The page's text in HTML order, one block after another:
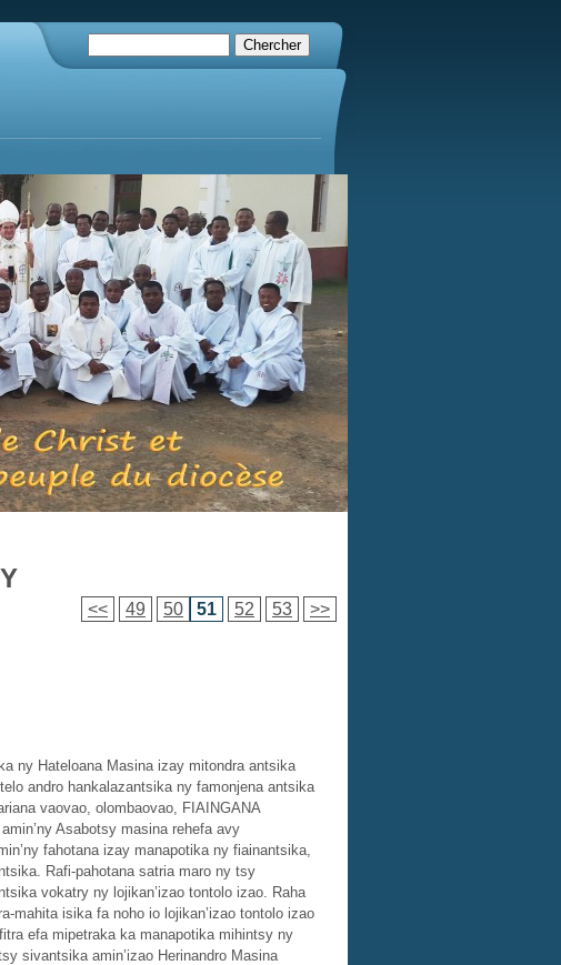
<< 49 50 51 52 53 >>
ny Hateloana Masina izay mitondra antsika
andro hankalazantsika ny famonjena antsika
vaovao, olombaovao, FIAINGANA
Asabotsy masina rehefa avy
fahotana izay manapotika ny fiainantsika,
Rafi-pahotana satria maro ny tsy
vokatry ny lojikan’izao tontolo izao. Raha
mahita isika fa noho io lojikan’izao tontolo izao
efa mipetraka ka manapotika mihintsy ny
sivantsika amin’izao Herinandro Masina